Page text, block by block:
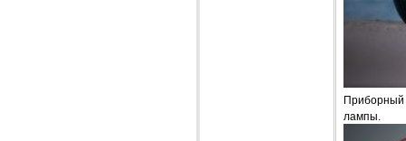
Приборный
лампы.